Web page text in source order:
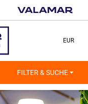
FILTER & SUCHE